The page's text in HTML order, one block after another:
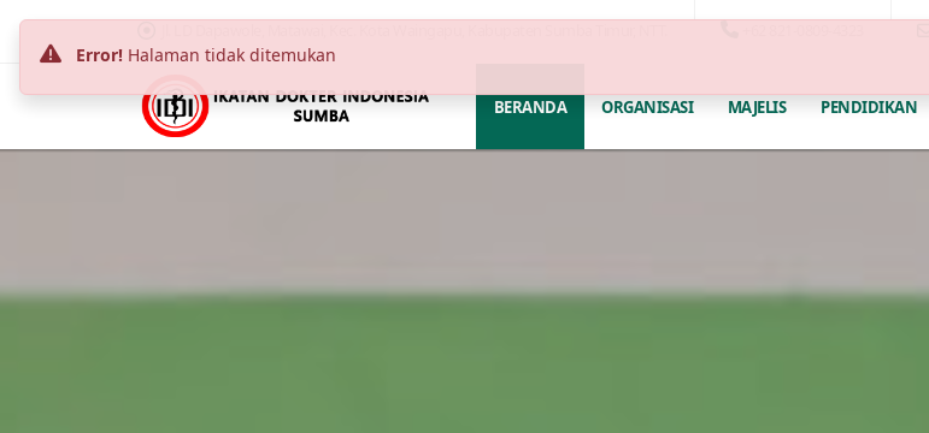
BERANDA ORGANISASI MAJELIS PENDIDIKAN
Error! Halaman tidak ditemukan